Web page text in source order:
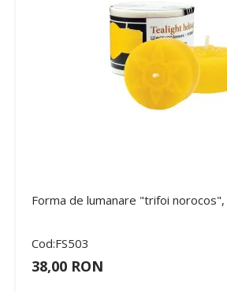
Forma de lumanare "trifoi norocos",
Cod:FS503
38,00 RON